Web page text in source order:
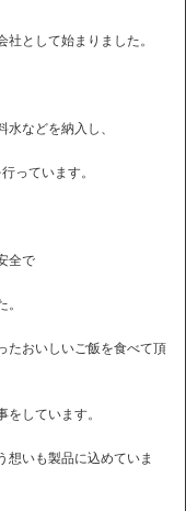
社として始まりました。
水などを納入し、
っています。
全で
。
たおいしいご飯を食べて頂
をしています。
想いも製品に込めていま